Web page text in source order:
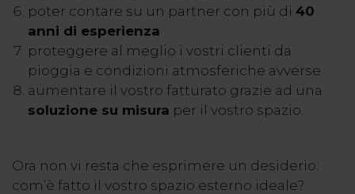
poter contare su un partner con più di 40
anni di esperienza
proteggere al meglio i vostri clienti da
pioggia e condizioni atmosferiche avverse
aumentare il vostro fatturato grazie ad una
soluzione su misura per il vostro spazio.
Ora non vi resta che esprimere un desiderio:
com’è fatto il vostro spazio esterno ideale?